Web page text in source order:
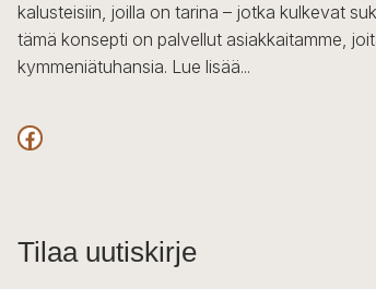
kalusteisiin, joilla on tarina – jotka kulkevat
tämä konsepti on palvellut asiakkaitamme,
kymmeniätuhansia. Lue lisää...
Facebook
Tilaa uutiskirje